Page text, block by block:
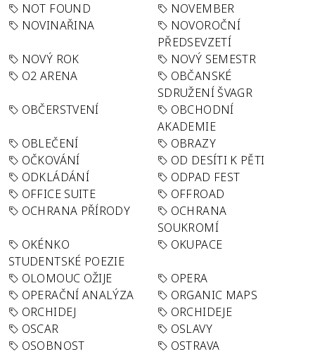
NOT FOUND
NOVEMBER
NOVINAŘINA
NOVOROČNÍ
PŘEDSEVZETÍ
NOVÝ ROK
NOVÝ SEMESTR
O2 ARENA
OBČANSKÉ
SDRUŽENÍ ŠVAGR
OBČERSTVENÍ
OBCHODNÍ
AKADEMIE
OBLEČENÍ
OBRAZY
OČKOVÁNÍ
OD DESÍTI K PĚTI
ODKLÁDÁNÍ
ODPAD FEST
OFFICE SUITE
OFFROAD
OCHRANA PŘÍRODY
OCHRANA
SOUKROMÍ
OKÉNKO
STUDENTSKÉ POEZIE
OKUPACE
OLOMOUC OŽIJE
OPERA
OPERAČNÍ ANALÝZA
ORGANIC MAPS
ORCHIDEJ
ORCHIDEJE
OSCAR
OSLAVY
OSOBNOST
OSTRAVA